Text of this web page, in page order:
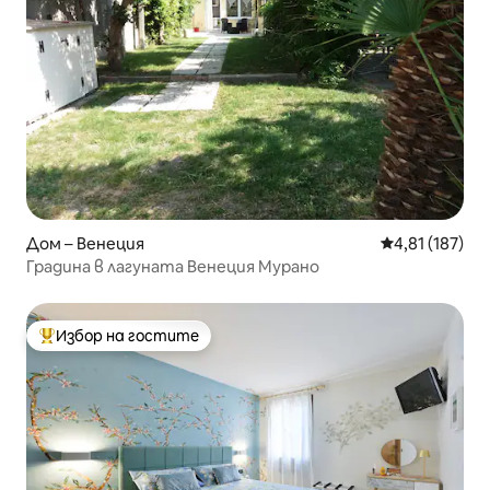
Дом – Венеция Средна
4,81 (187)
Градина в лагуната Венеция Мурано
Най-популярен избор на гостите
Избор на гостите